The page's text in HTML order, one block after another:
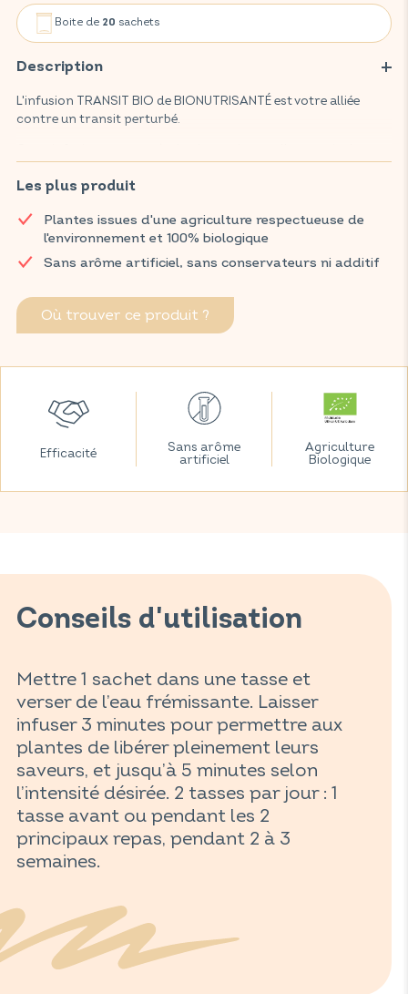
Boite de 20 sachets
Description
L'infusion TRANSIT BIO de BIONUTRISANTÉ est votre alliée
contre un transit perturbé.
respectueuse de l'environnement et 100% biologique, facilite le
processus d'élimination, favorise la mobilité intestinale et
de chicorée, mauve, fenouil et réglisse.
Retrouvez vos produits VITAVEA SANTÉ dans votre pharmacie
et parapharmacie habituelles.
Les plus produit
Plantes issues d'une agriculture respectueuse de
l'environnement et 100% biologique
Sans arôme artificiel, sans conservateurs ni additif
Où trouver ce produit ?
Efficacité
Sans arôme
artificiel
Agriculture
Biologique
Conseils d'utilisation
Mettre 1 sachet dans une tasse et
verser de l’eau frémissante. Laisser
infuser 3 minutes pour permettre aux
plantes de libérer pleinement leurs
saveurs, et jusqu’à 5 minutes selon
l’intensité désirée. 2 tasses par jour : 1
tasse avant ou pendant les 2
principaux repas, pendant 2 à 3
semaines.